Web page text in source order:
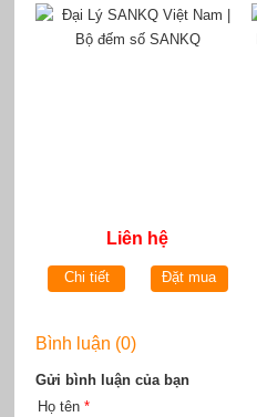
Liên hệ
Chi tiết Đặt mua
Bình luận (0)
Gửi bình luận của bạn
Họ tên *